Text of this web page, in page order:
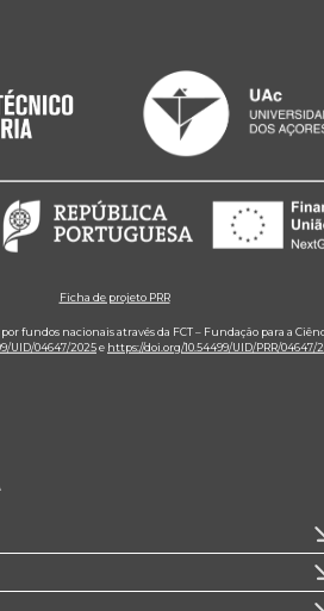
Ficha de projeto PRR
fundos nacionais através da FCT – Fundação para a
UID/04647/2025e https://doi.org/10.54499/UID/PRR/04647/